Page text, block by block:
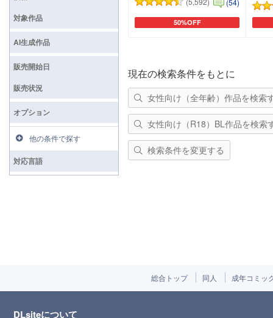
50%OFF
カートに追加
現在の検索条件をもとに
女性向け（全年齢）作品を検索
女性向け（R18）BL作品を検索
検索条件を変更する
対象作品
AI生成作品
販売開始日
販売状況
オプション
他の条件で探す
対応言語
総合トップ 同人 成年コミッ
DLsiteについて